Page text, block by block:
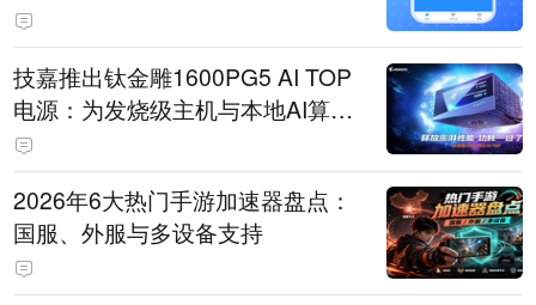
技嘉推出钛金雕1600PG5 AI TOP
电源：为发烧级主机与本地AI算力
打造旗舰供电方案
2026年6大热门手游加速器盘点：
国服、外服与多设备支持